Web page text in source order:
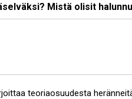
Mistä olisit
teoriaosuudesta